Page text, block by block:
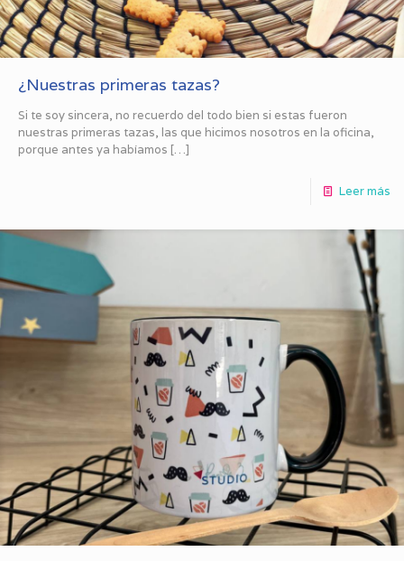
¿Nuestras primeras tazas?
Si te soy sincera, no recuerdo del todo bien si estas fueron
nuestras primeras tazas, las que hicimos nosotros en la oficina,
porque antes ya habíamos […]
Leer más